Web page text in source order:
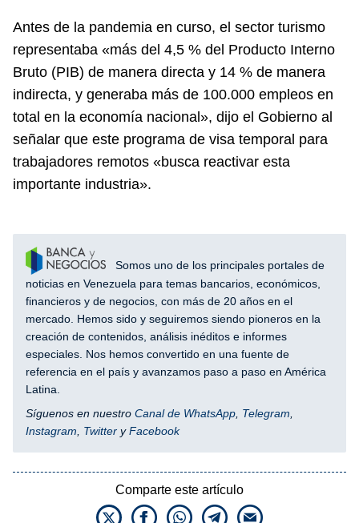
Antes de la pandemia en curso, el sector turismo
representaba «más del 4,5 % del Producto Interno
Bruto (PIB) de manera directa y 14 % de manera
indirecta, y generaba más de 100.000 empleos en
total en la economía nacional», dijo el Gobierno al
señalar que este programa de visa temporal para
trabajadores remotos «busca reactivar esta
importante industria».
Somos uno de los principales portales de
noticias en Venezuela para temas bancarios, económicos,
financieros y de negocios, con más de 20 años en el
mercado. Hemos sido y seguiremos siendo pioneros en la
creación de contenidos, análisis inéditos e informes
especiales. Nos hemos convertido en una fuente de
referencia en el país y avanzamos paso a paso en América
Latina.
Síguenos en nuestro Canal de WhatsApp Telegram
Instagram
Twitter yFacebook
Comparte este artículo